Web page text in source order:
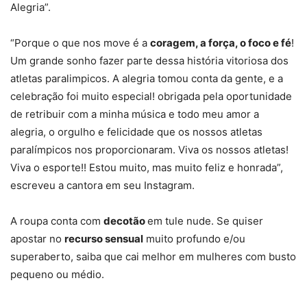
Alegria”.
“Porque o que nos move é a coragem, a força, o foco e fé!
Um grande sonho fazer parte dessa história vitoriosa dos
atletas paralimpicos. A alegria tomou conta da gente, e a
celebração foi muito especial! obrigada pela oportunidade
de retribuir com a minha música e todo meu amor a
alegria, o orgulho e felicidade que os nossos atletas
paralímpicos nos proporcionaram. Viva os nossos atletas!
Viva o esporte!! Estou muito, mas muito feliz e honrada”,
escreveu a cantora em seu Instagram.
A roupa conta com decotãoem tule nude. Se quiser
apostar no recurso sensual muito profundo e/ou
superaberto, saiba que cai melhor em mulheres com busto
pequeno ou médio.